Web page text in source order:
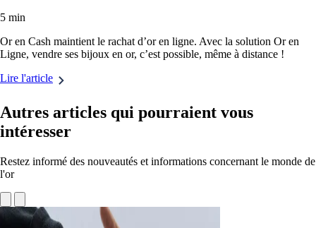
5 min
Or en Cash maintient le rachat d’or en ligne. Avec la solution Or en
Ligne, vendre ses bijoux en or, c’est possible, même à distance !
Lire l'article
Autres articles qui pourraient vous
intéresser
Restez informé des nouveautés et informations concernant le monde de
l'or